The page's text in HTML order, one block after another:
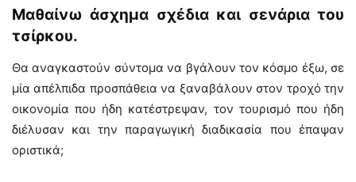
Μαθαίνω άσχημα σχέδια και σενάρια του
τσίρκου.
Θα αναγκαστούν σύντομα να βγάλουν τον κόσμο έξω, σε
μία απέλπιδα προσπάθεια να ξαναβάλουν στον τροχό την
οικονομία που ήδη κατέστρεψαν, τον τουρισμό που ήδη
διέλυσαν και την παραγωγική διαδικασία που έπαψαν
οριστικά;